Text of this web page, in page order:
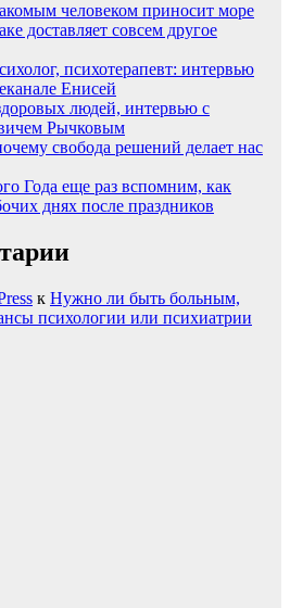
человеком приносит море
доставляет совсем другое
психотерапевт: интервью
Енисей
людей, интервью с
Рычковым
свобода решений делает нас
Года еще раз вспомним, как
днях после праздников
к Нужно ли быть больным,
психологии или психиатрии